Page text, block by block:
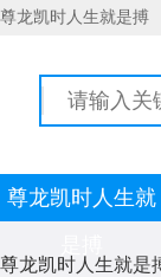
尊龙凯时人生就是搏
尊龙凯时人生就
尊龙凯时人生就是